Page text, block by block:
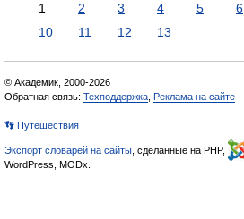
1 2 3 4 5 6
10
11 12 13
© Академик, 2000-2026
Обратная связь: Техподдержка Реклама на сайте
👣 Путешествия
Экспорт словарей на сайты , сделанные на PHP,
WordPress, MODx.